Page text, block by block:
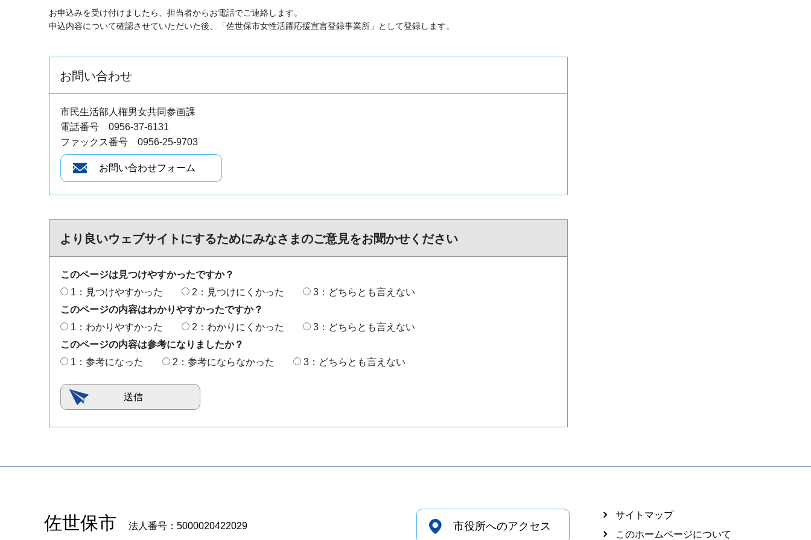
お申込みを受け付けましたら、担当者からお電話でご連絡します。
申込内容について確認させていただいた後、「佐世保市女性活躍応援宣言登録事業所」として登録します。
お問い合わせ
市民生活部人権男女共同参画課
電話番号 0956-37-6131
ファックス番号 0956-25-9703
より良いウェブサイトにするためにみなさまのご意見をお聞かせください
このページは見つけやすかったですか？
1：見つけやすかった
2：見つけにくかった
3：どちらとも言えない
このページの内容はわかりやすかったですか？
1：わかりやすかった
2：わかりにくかった
3：どちらとも言えない
このページの内容は参考になりましたか？
1：参考になった
2：参考にならなかった 3：どちらとも言えない
佐世保市 法人番号：5000020422029 市役所へのアクセス
サイトマップ
このホームページについて